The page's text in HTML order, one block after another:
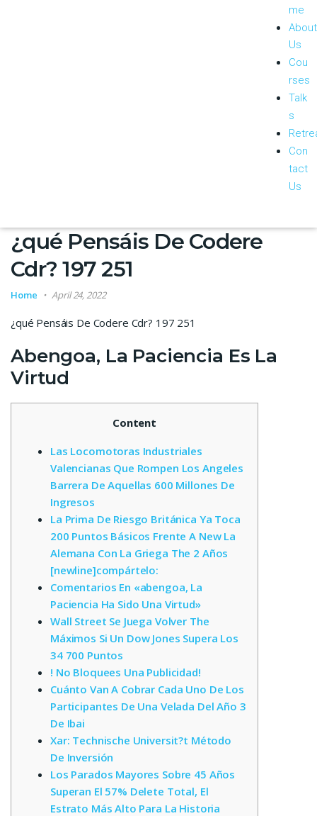
me
About
Us
Cou
rses
Talk
s
Con
tact
Us
¿qué Pensáis De Codere
Cdr? 197 251
Home April 24, 2022
¿qué Pensáis De Codere Cdr? 197 251
Abengoa, La Paciencia Es La
Virtud
Content
Las Locomotoras Industriales
Valencianas Que Rompen Los Angeles
Barrera De Aquellas 600 Millones De
Ingresos
La Prima De Riesgo Británica Ya Toca
200 Puntos Básicos Frente A New La
Alemana Con La Griega The 2 Años
[newline]compártelo:
Comentarios En «abengoa, La
Paciencia Ha Sido Una Virtud»
Wall Street Se Juega Volver The
Máximos Si Un Dow Jones Supera Los
34 700 Puntos
! No Bloquees Una Publicidad!
Cuánto Van A Cobrar Cada Uno De Los
Participantes De Una Velada Del Año 3
De Ibai
Xar: Technische Universit?t Método
De Inversión
Los Parados Mayores Sobre 45 Años
Superan El 57% Delete Total, El
Estrato Más Alto Para La Historia